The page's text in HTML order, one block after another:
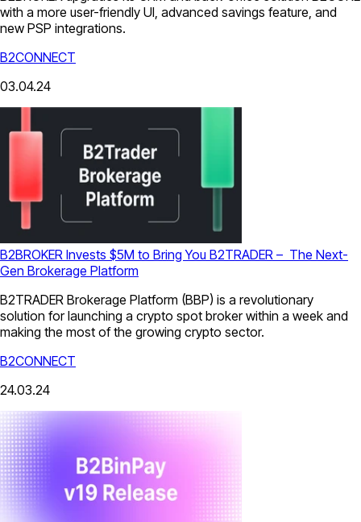
with a more user-friendly UI, advanced savings feature, and
new PSP integrations.
B2CONNECT
03.04.24
B2BROKER Invests $5M to Bring You B2TRADER – The Next-
Gen Brokerage Platform
B2TRADER Brokerage Platform (BBP) is a revolutionary
solution for launching a crypto spot broker within a week and
making the most of the growing crypto sector.
B2CONNECT
24.03.24